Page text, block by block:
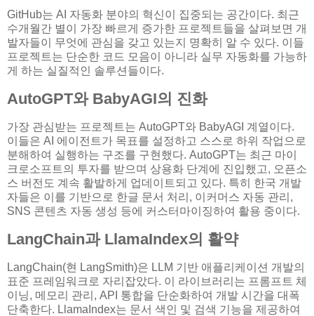
GitHub는 AI 자동화 분야의 혁신이 집중되는 공간이다. 최근
수개월간 별이 가장 빠르게 증가한 프로젝트들을 살펴보면 개
발자들이 무엇에 관심을 갖고 있는지 명확히 알 수 있다. 이들
프로젝트는 단순한 코드 모음이 아니라 실무 자동화를 가능하
게 하는 실질적인 솔루션들이다.
AutoGPT와 BabyAGI의 진화
가장 관심받는 프로젝트는 AutoGPT와 BabyAGI 계열이다.
이들은 AI 에이전트가 목표를 설정하고 스스로 하위 작업으로
분해하여 실행하는 구조를 구현했다. AutoGPT는 최근 마이
크로소프트의 투자를 받으며 상용화 단계에 진입했고, 오픈소
스 버전도 계속 활발하게 업데이트되고 있다. 특히 한국 개발
자들은 이를 기반으로 한글 문서 처리, 이커머스 자동 관리,
SNS 콘텐츠 자동 생성 등에 커스터마이징하여 활용 중이다.
LangChain과 LlamaIndex의 활약
LangChain(현 LangSmith)은 LLM 기반 애플리케이션 개발의
표준 프레임워크로 자리잡았다. 이 라이브러리는 프롬프트 체
이닝, 메모리 관리, API 통합을 단순화하여 개발 시간을 대폭
단축한다. LlamaIndex는 문서 색인 및 검색 기능을 제공하여